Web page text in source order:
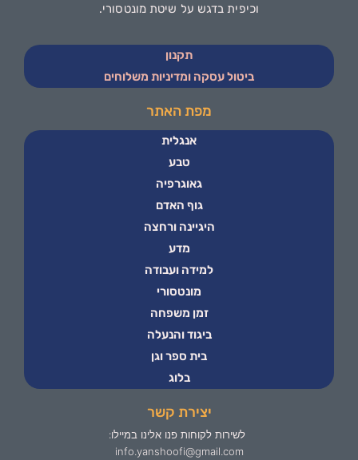
וכיפית בדגש על שיטת מונטסורי.
תקנון
ביטול עסקה ומדיניות משלוחים
מפת האתר
אנגלית
טבע
גאוגרפיה
גוף האדם
היגיינה ורחצה
מדע
למידה ועבודה
מונטסורי
זמן משפחה
ביגוד והנעלה
בית ספר וגן
בלוג
יצירת קשר
לשירות לקוחות פנו אלינו במיילו:
info.yanshoofi@gmail.com